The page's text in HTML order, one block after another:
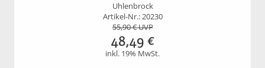
Uhlenbrock
Artikel-Nr.: 20230
55,90€ UVP
48,49 €
inkl. 19% MwSt.